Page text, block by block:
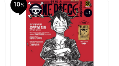
10